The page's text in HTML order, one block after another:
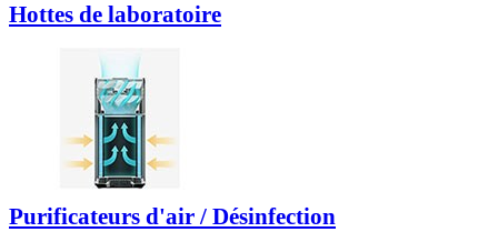
Hottes de laboratoire
Purificateurs d'air / Désinfection